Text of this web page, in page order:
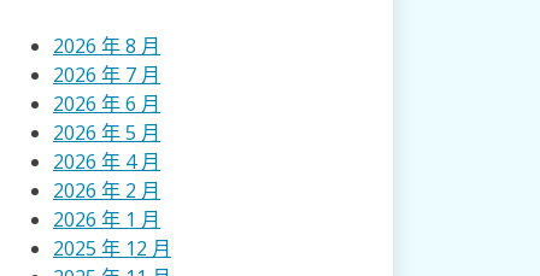
2026 年 8 月
2026 年 7 月
2026 年 6 月
2026 年 5 月
2026 年 4 月
2026 年 2 月
2026 年 1 月
2025 年 12 月